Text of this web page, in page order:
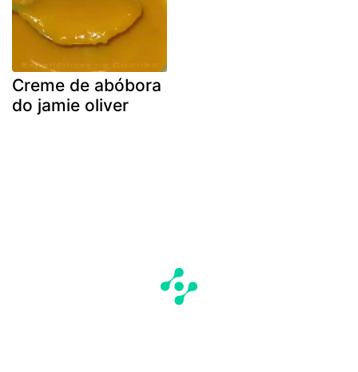
Creme de abóbora
do jamie oliver